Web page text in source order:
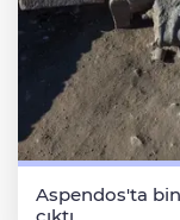
Aspendos'ta